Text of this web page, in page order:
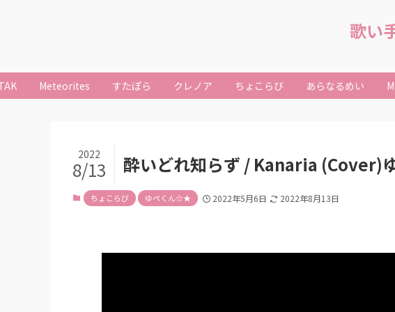
歌い
Meteorites すたぽら クレノア ちょこらび あらなるめい
酔いどれ知らず / Kanaria
2022
8/13
ちょこらび ゆぺくん☆★ 2022年5月6日 2022年8月13日